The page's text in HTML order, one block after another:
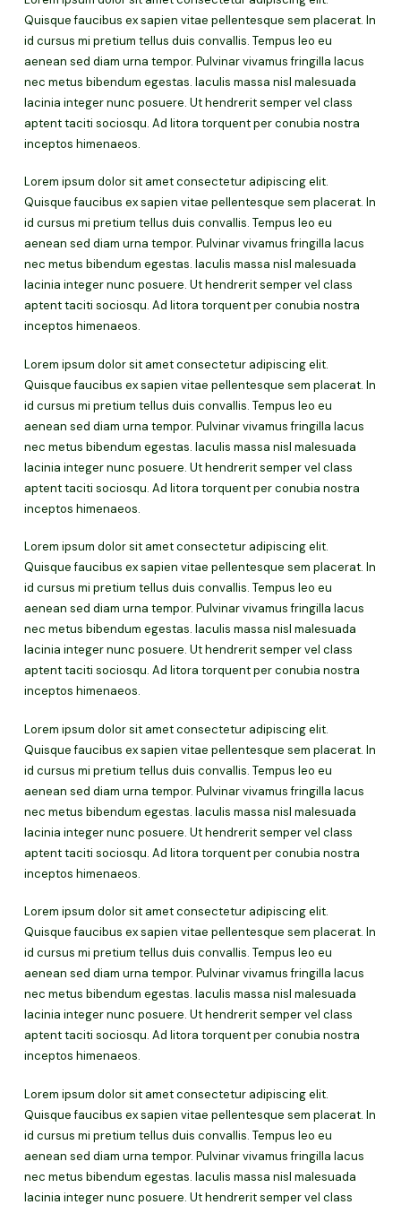
Quisque faucibus ex sapien vitae pellentesque sem placerat. In
id cursus mi pretium tellus duis convallis. Tempus leo eu
aenean sed diam urna tempor. Pulvinar vivamus fringilla lacus
nec metus bibendum egestas. Iaculis massa nisl malesuada
lacinia integer nunc posuere. Ut hendrerit semper vel class
aptent taciti sociosqu. Ad litora torquent per conubia nostra
inceptos himenaeos.
Lorem ipsum dolor sit amet consectetur adipiscing elit.
Quisque faucibus ex sapien vitae pellentesque sem placerat. In
id cursus mi pretium tellus duis convallis. Tempus leo eu
aenean sed diam urna tempor. Pulvinar vivamus fringilla lacus
nec metus bibendum egestas. Iaculis massa nisl malesuada
lacinia integer nunc posuere. Ut hendrerit semper vel class
aptent taciti sociosqu. Ad litora torquent per conubia nostra
inceptos himenaeos.
Lorem ipsum dolor sit amet consectetur adipiscing elit.
Quisque faucibus ex sapien vitae pellentesque sem placerat. In
id cursus mi pretium tellus duis convallis. Tempus leo eu
aenean sed diam urna tempor. Pulvinar vivamus fringilla lacus
nec metus bibendum egestas. Iaculis massa nisl malesuada
lacinia integer nunc posuere. Ut hendrerit semper vel class
aptent taciti sociosqu. Ad litora torquent per conubia nostra
inceptos himenaeos.
Lorem ipsum dolor sit amet consectetur adipiscing elit.
Quisque faucibus ex sapien vitae pellentesque sem placerat. In
id cursus mi pretium tellus duis convallis. Tempus leo eu
aenean sed diam urna tempor. Pulvinar vivamus fringilla lacus
nec metus bibendum egestas. Iaculis massa nisl malesuada
lacinia integer nunc posuere. Ut hendrerit semper vel class
aptent taciti sociosqu. Ad litora torquent per conubia nostra
inceptos himenaeos.
Lorem ipsum dolor sit amet consectetur adipiscing elit.
Quisque faucibus ex sapien vitae pellentesque sem placerat. In
id cursus mi pretium tellus duis convallis. Tempus leo eu
aenean sed diam urna tempor. Pulvinar vivamus fringilla lacus
nec metus bibendum egestas. Iaculis massa nisl malesuada
lacinia integer nunc posuere. Ut hendrerit semper vel class
aptent taciti sociosqu. Ad litora torquent per conubia nostra
inceptos himenaeos.
Lorem ipsum dolor sit amet consectetur adipiscing elit.
Quisque faucibus ex sapien vitae pellentesque sem placerat. In
id cursus mi pretium tellus duis convallis. Tempus leo eu
aenean sed diam urna tempor. Pulvinar vivamus fringilla lacus
nec metus bibendum egestas. Iaculis massa nisl malesuada
lacinia integer nunc posuere. Ut hendrerit semper vel class
aptent taciti sociosqu. Ad litora torquent per conubia nostra
inceptos himenaeos.
Lorem ipsum dolor sit amet consectetur adipiscing elit.
Quisque faucibus ex sapien vitae pellentesque sem placerat. In
id cursus mi pretium tellus duis convallis. Tempus leo eu
aenean sed diam urna tempor. Pulvinar vivamus fringilla lacus
nec metus bibendum egestas. Iaculis massa nisl malesuada
lacinia integer nunc posuere. Ut hendrerit semper vel class